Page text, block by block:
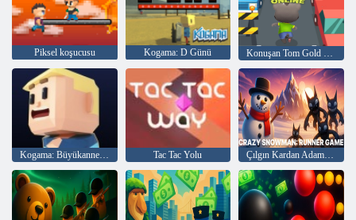
Piksel koşucusu Kogama: D Günü Konuşan Tom Gold Çevrimiçi Çalıştır
Kogama: Büyükanne Parkour Tac Tac Yolu Çılgın Kardan Adam: Koşucu Oyunu